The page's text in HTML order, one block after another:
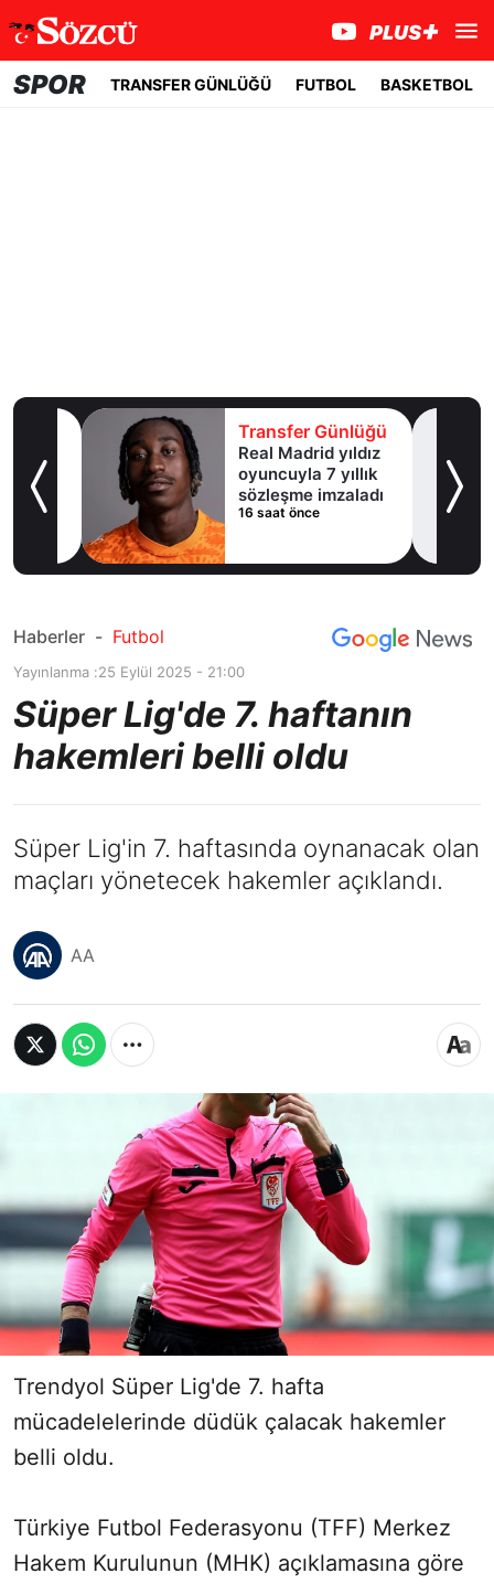
SPOR TRANSFER GÜNLÜĞÜ FUTBOL BASKETBOL
Transfer Günlüğü
Real Madrid yıldız
oyuncuyla 7 yıllık
sözleşme imzaladı
16 saat önce
Haberler - Futbol
Yayınlanma :25 Eylül 2025 - 21:00
Süper Lig'de 7. haftanın
hakemleri belli oldu
Süper Lig'in 7. haftasında oynanacak olan
maçları yönetecek hakemler açıklandı.
AA
Trendyol Süper Lig'de 7. hafta
mücadelelerinde düdük çalacak hakemler
belli oldu.
Türkiye Futbol Federasyonu (TFF) Merkez
Hakem Kurulunun (MHK) açıklamasına göre